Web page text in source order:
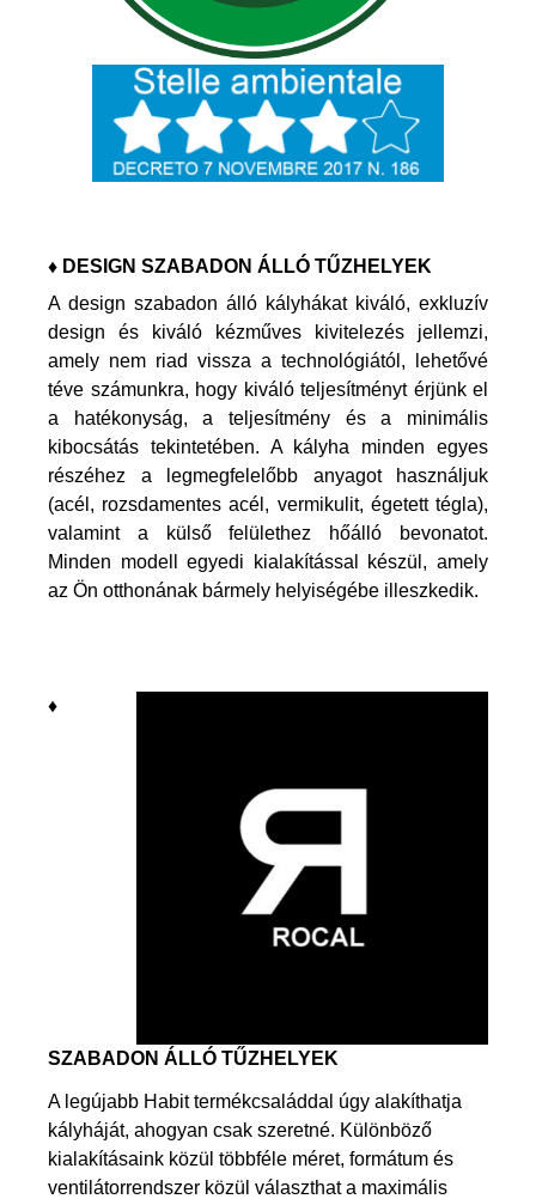
♦ DESIGN SZABADON ÁLLÓ TŰZHELYEK
A design szabadon álló kályhákat kiváló, exkluzív
design és kiváló kézműves kivitelezés jellemzi,
amely nem riad vissza a technológiától, lehetővé
téve számunkra, hogy kiváló teljesítményt érjünk el
a hatékonyság, a teljesítmény és a minimális
kibocsátás tekintetében. A kályha minden egyes
részéhez a legmegfelelőbb anyagot használjuk
(acél, rozsdamentes acél, vermikulit, égetett tégla),
valamint a külső felülethez hőálló bevonatot.
Minden modell egyedi kialakítással készül, amely
az Ön otthonának bármely helyiségébe illeszkedik.
♦
SZABADON ÁLLÓ TŰZHELYEK
A legújabb Habit termékcsaláddal úgy alakíthatja
kályháját, ahogyan csak szeretné. Különböző
kialakításaink közül többféle méret, formátum és
ventilátorrendszer közül választhat a maximális